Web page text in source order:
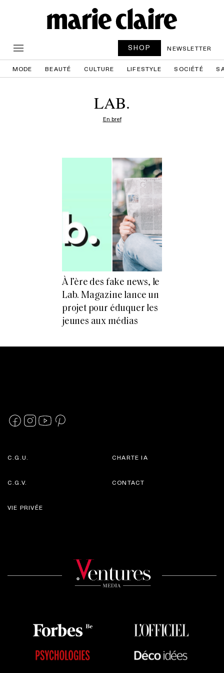
SHOP NEWSLETTER
MODE BEAUTÉ CULTURE LIFESTYLE SOCIÉTÉ
LAB.
En bref
À l’ère des fake news, le
Lab. Magazine lance un
projet pour éduquer les
jeunes aux médias
C.G.U.
C.G.V.
CHARTE IA
CONTACT
VIE PRIVÉE